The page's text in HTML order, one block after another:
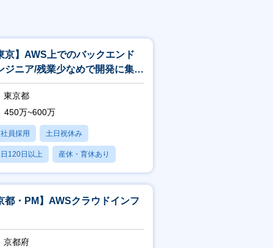
京】AWS上でのバックエンド
ジニア/残業少なめで開発に集中
る｜夜間対応なし
東京都
450万~600万
員採用 土日祝休み
120日以上 産休・育休あり
あり
都・PM】AWSクラウドインフ
京都府